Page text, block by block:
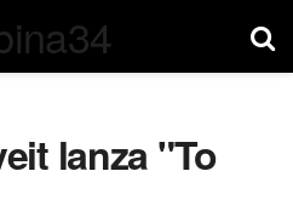
lanza "To